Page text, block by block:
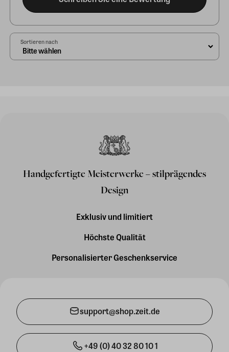
Sortieren nach
Handgefertigte Meisterwerke – stilprägendes
Design
Exklusiv und limitiert
Höchste Qualität
Personalisierter Geschenkservice
support@shop.zeit.de
+49 (0) 40 32 80 10 1